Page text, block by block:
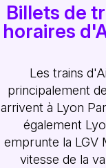
Billets de
horaires
Les trains
principalement
arrivent à Lyon
également
emprunte la LGV
vitesse de la